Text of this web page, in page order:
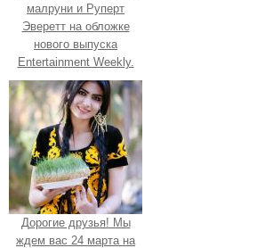
малруни и Руперт
Эверетт на обложке
нового выпуска
Entertainment Weekly.
Дорогие друзья! Мы
ждем вас 24 марта на